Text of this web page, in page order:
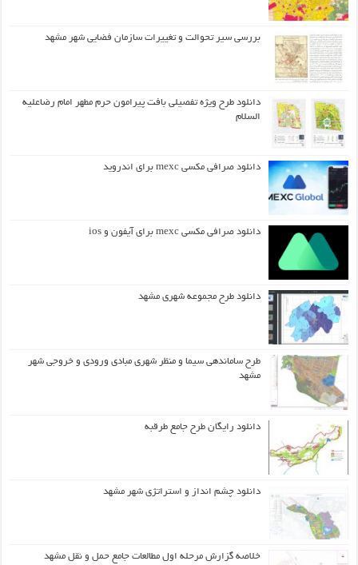
بررسی سیر تحوالت و تغییرات سازمان فضایی شهر مشهد
دانلود طرح ويژه تفصيلي بافت پيرامون حرم مطهر امام رضاعليه
السلام
دانلود صرافی مکسی mexc برای اندروید
دانلود صرافی مکسی mexc برای آیفون و ios
دانلود طرح مجموعه شهری مشهد
طرح ساماندهی سیما و منظر شهری مبادی ورودی و خروجی شهر
مشهد
دانلود رایگان طرح جامع طرقبه
دانلود چشم انداز و استراتژی شهر مشهد
خلاصه گزارش مرحله اول مطالعات جامع حمل و نقل مشهد